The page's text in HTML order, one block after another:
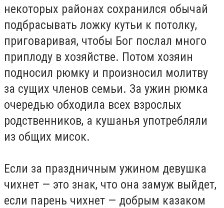
некоторых районах сохранился обычай
подбрасывать ложку кутьи к потолку,
приговаривая, чтобы Бог послал много
приплоду в хозяйстве. Потом хозяин
подносил рюмку и произносил молитву
за сущих членов семьи. За ужин рюмка
очередью обходила всех взрослых
родственников, а кушанья употребляли
из общих мисок.
Если за праздничным ужином девушка
чихнет — это знак, что она замуж выйдет,
если парень чихнет — добрым казаком